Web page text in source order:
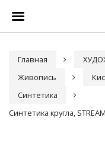
Главная
Живопись
Синтетика
Синтетика кругла,